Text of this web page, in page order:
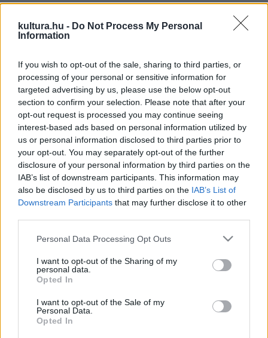
kultura.hu - Do Not Process My Personal
Information
If you wish to opt-out of the sale, sharing to third parties, or
processing of your personal or sensitive information for
targeted advertising by us, please use the below opt-out
section to confirm your selection. Please note that after your
opt-out request is processed you may continue seeing
interest-based ads based on personal information utilized by
us or personal information disclosed to third parties prior to
your opt-out. You may separately opt-out of the further
disclosure of your personal information by third parties on the
IAB’s list of downstream participants. This information may
also be disclosed by us to third parties on the IAB’s List of
Downstream Participants that may further disclose it to other
Please note that this website/app uses one or more Google
not limited to your visit or usage behaviour. You may click to
grant or deny consent to Google and its third-party tags to
use your data for below specified purposes in below Google
consent section.
Personal Data Processing Opt Outs
I want to opt-out of the Sharing of my
personal data.
Opted In
I want to opt-out of the Sale of my
Personal Data.
Opted In
haditörvényszékeknél. Az ítéletek elsősorban az egész
magasabb rangú tiszt hadbíróság elé került. A
honvédtisztek, képviselők többsége túlélte a megtorlást
vizsgálati fogsággal. A honvédsereg állományának kb. 25-
30 százalékát sorozták be a cs. kir. hadseregbe. Haynau
működése során, 1849. augusztus végéig, összesen 38 főt
végeztek ki. Szeptemberben 2, október 6-25. között 29
személy kivégzéséről tudunk. (Az európai felháborodás
miatt a kormány kénytelen volt mérsékletre inteni Haynaut.)
1849-1851 között 4628 ügyet tárgyaltak, és kb. 100 főt
végeztek ki, s legalább 1500 főt ítéltek hosszú börtönre s
1850 tavaszától várfogságra enyhítették. 1851-ben még a
távollevőket is elítélték. Kossuth, Szemere és mások nevét
az akasztófára szögezték.